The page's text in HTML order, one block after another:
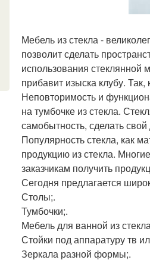
Мебель из стекла -
позволит сделать
использования стеклянной
прибавит изыска клубу.
Неповторимость и
на тумбочке из стекла.
самобытность, сделать
Популярность стекла, как
продукцию из стекла.
заказчикам получить
Сегодня предлагается
Столы;.
Тумбочки;.
Мебель для ванной из
Стойки под аппаратуру тв
Зеркала разной формы;.